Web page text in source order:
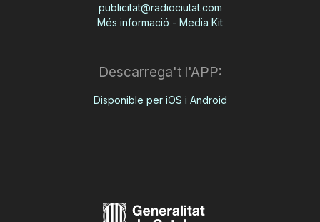
publicitat@radiociutat.com
Més informació - Media Kit
Descarrega't l'APP:
Disponible per iOS i Android